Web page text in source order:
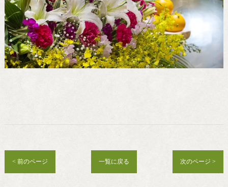
< 前のページ 一覧に戻る 次のページ >